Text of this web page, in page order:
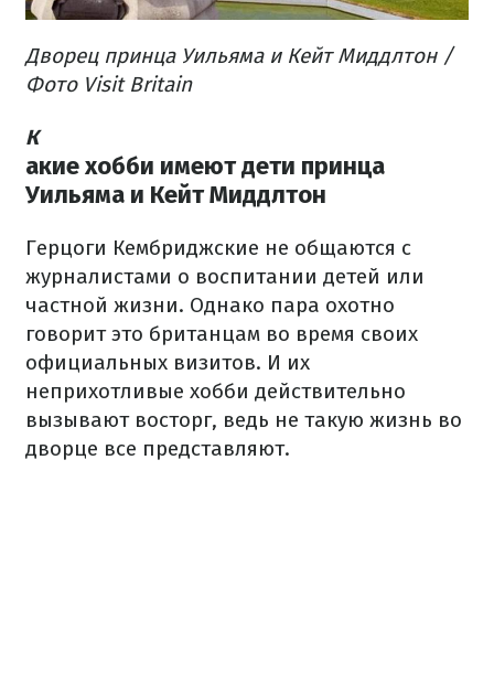
Дворец принца Уильяма и Кейт Миддлтон /
Фото Visit Britain
К
акие хобби имеют дети принца
Уильяма и Кейт Миддлтон
Герцоги Кембриджские не общаются с
журналистами о воспитании детей или
частной жизни. Однако пара охотно
говорит это британцам во время своих
официальных визитов. И их
неприхотливые хобби действительно
вызывают восторг, ведь не такую жизнь во
дворце все представляют.